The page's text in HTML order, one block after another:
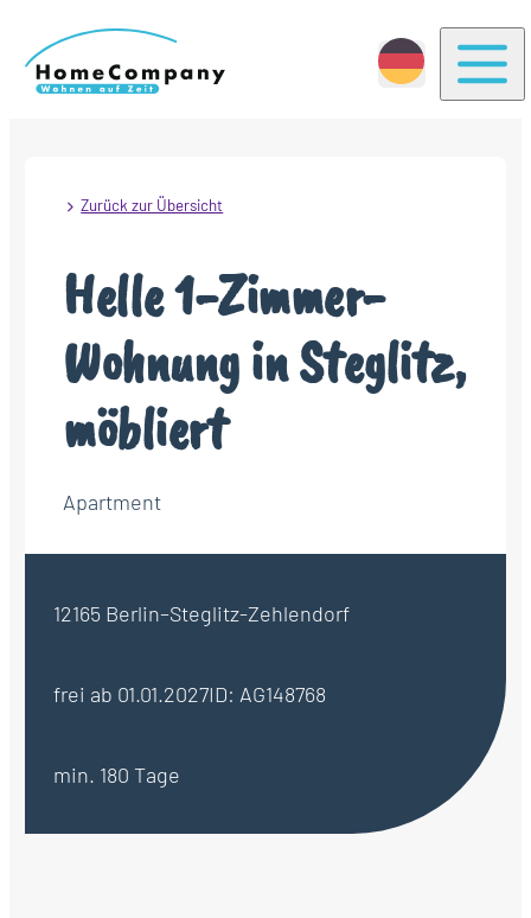
Zurück zur Übersicht
Helle 1-Zimmer-
Wohnung in Steglitz,
möbliert
Apartment
12165 Berlin–Steglitz-Zehlendorf
frei ab 01.01.2027ID: AG148768
min. 180 Tage